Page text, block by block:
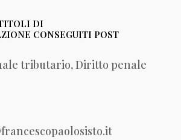
DI
CONSEGUITI POST
tributario, Diritto penale